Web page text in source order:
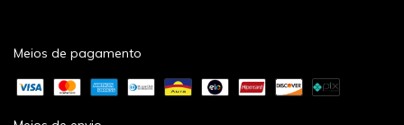
Meios de pagamento